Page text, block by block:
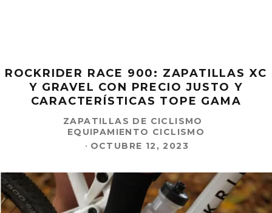
ROCKRIDER RACE 900: ZAPATILLAS XC
Y GRAVEL CON PRECIO JUSTO Y
CARACTERÍSTICAS TOPE GAMA
ZAPATILLAS DE CICLISMO
EQUIPAMIENTO CICLISMO
· OCTUBRE 12, 2023